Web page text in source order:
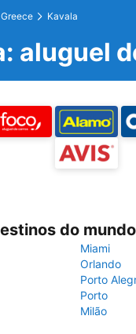
Greece Kavala
aluguel
do mundo
Miami
Orlando
Porto
Porto
Milão